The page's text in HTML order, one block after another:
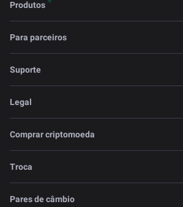
Produtos
Para parceiros
Suporte
Legal
Comprar criptomoeda
Troca
Pares de câmbio